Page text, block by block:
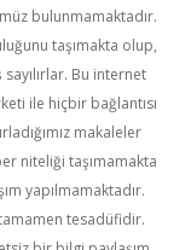
bulunmamaktadır.
taşımakta olup,
Bu internet
ile hiçbir bağlantısı
makaleler
niteliği taşımamakta
yapılmamaktadır.
tesadüfidir.